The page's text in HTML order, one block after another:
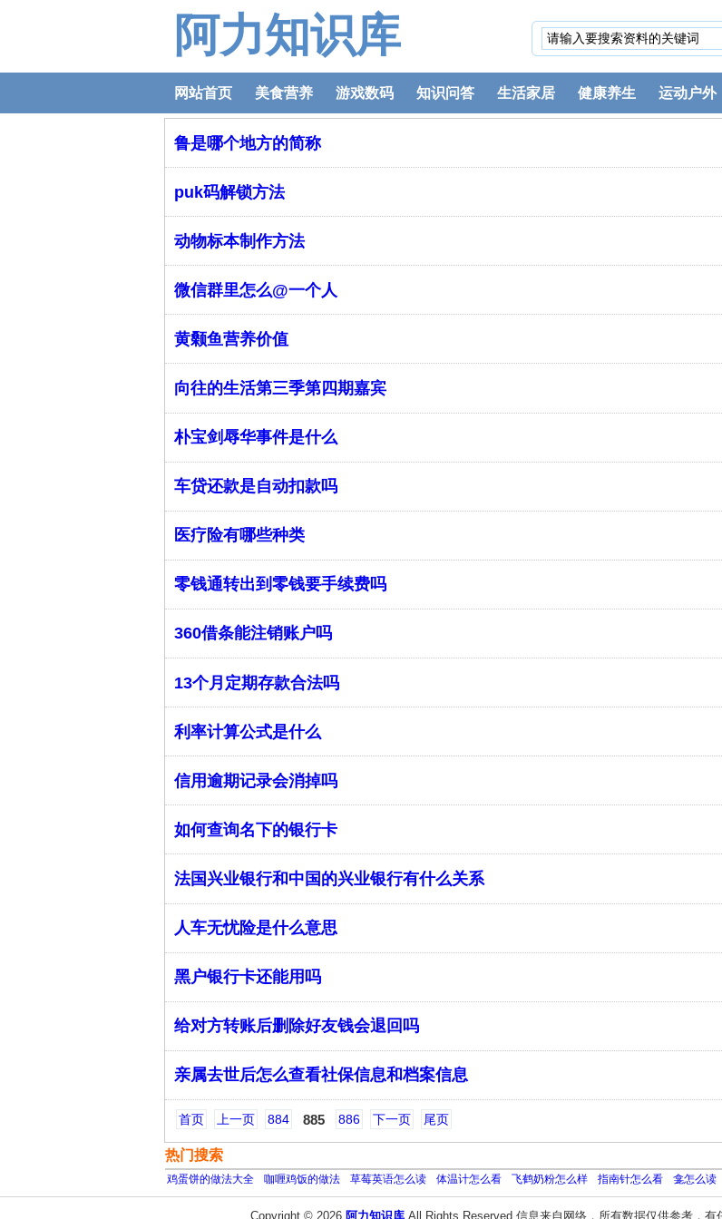
阿力知识库
网站首页 美食营养 游戏数码 知识问答 生活家居 健康养生 运动户外
鲁是哪个地方的简称
puk码解锁方法
动物标本制作方法
微信群里怎么@一个人
黄颡鱼营养价值
向往的生活第三季第四期嘉宾
朴宝剑辱华事件是什么
车贷还款是自动扣款吗
医疗险有哪些种类
零钱通转出到零钱要手续费吗
360借条能注销账户吗
13个月定期存款合法吗
利率计算公式是什么
信用逾期记录会消掉吗
如何查询名下的银行卡
法国兴业银行和中国的兴业银行有什么关系
人车无忧险是什么意思
黑户银行卡还能用吗
给对方转账后删除好友钱会退回吗
亲属去世后怎么查看社保信息和档案信息
首页 上一页 884 885 886 下一页 尾页
热门搜索
鸡蛋饼的做法大全 咖喱鸡饭的做法 草莓英语怎么读 体温计怎么看 飞鹤奶粉怎么样 指南针怎么看 龛怎么读
Copyright © 2026 阿力知识库All Rights Reserved 信息来自网络，所有数据仅供参考，有